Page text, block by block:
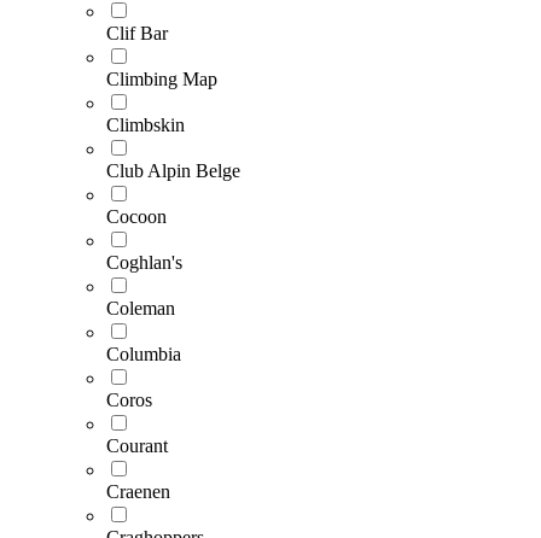
Clif Bar
Climbing Map
Climbskin
Club Alpin Belge
Cocoon
Coghlan's
Coleman
Columbia
Coros
Courant
Craenen